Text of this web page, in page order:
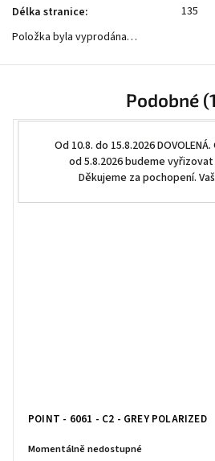
Od 10.8. do 15.8.2026
od 5.8.2026 budeme vyřizovat
Děkujeme za pochopení.
Délka stranice:
135
Položka byla vyprodána…
Podobné
POINT - 6061 - C2 - GREY POLARIZED
Momentálně nedostupné